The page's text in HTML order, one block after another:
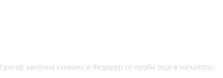
Григор започна сковано и Федерер го проби още в началото.